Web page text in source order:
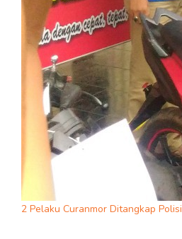
2 Pelaku Curanmor Ditangkap Polisi